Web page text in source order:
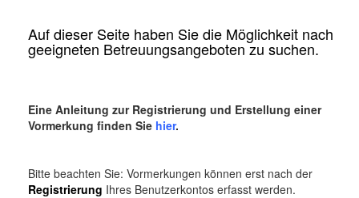
Auf dieser Seite haben Sie die Möglichkeit nach
geeigneten Betreuungsangeboten zu suchen.
Eine Anleitung zur Registrierung und Erstellung einer
Vormerkung finden Sie hier.
Bitte beachten Sie: Vormerkungen können erst nach der
Registrierung Ihres Benutzerkontos erfasst werden.
a
t
n